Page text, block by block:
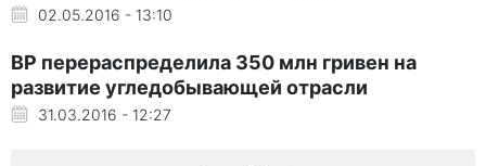
02.05.2016 - 13:10
ВР перераспределила 350 млн гривен на
развитие угледобывающей отрасли
31.03.2016 - 12:27